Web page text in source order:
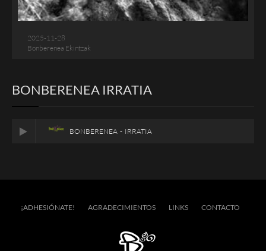
2025-11-28
Bonberenea Ekintzak
BONBERENEA IRRATIA
BONBERENEA - IRRATIA
¡ADHESIÓNATE! AGRADECIMIENTOS LINKS CONTACTO